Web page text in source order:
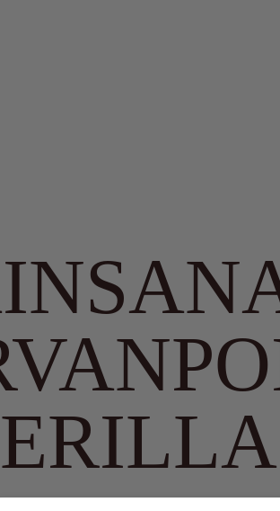
FRAKTIONAALINEN CO₂-LASER
& MESOTERAPIAHIFU